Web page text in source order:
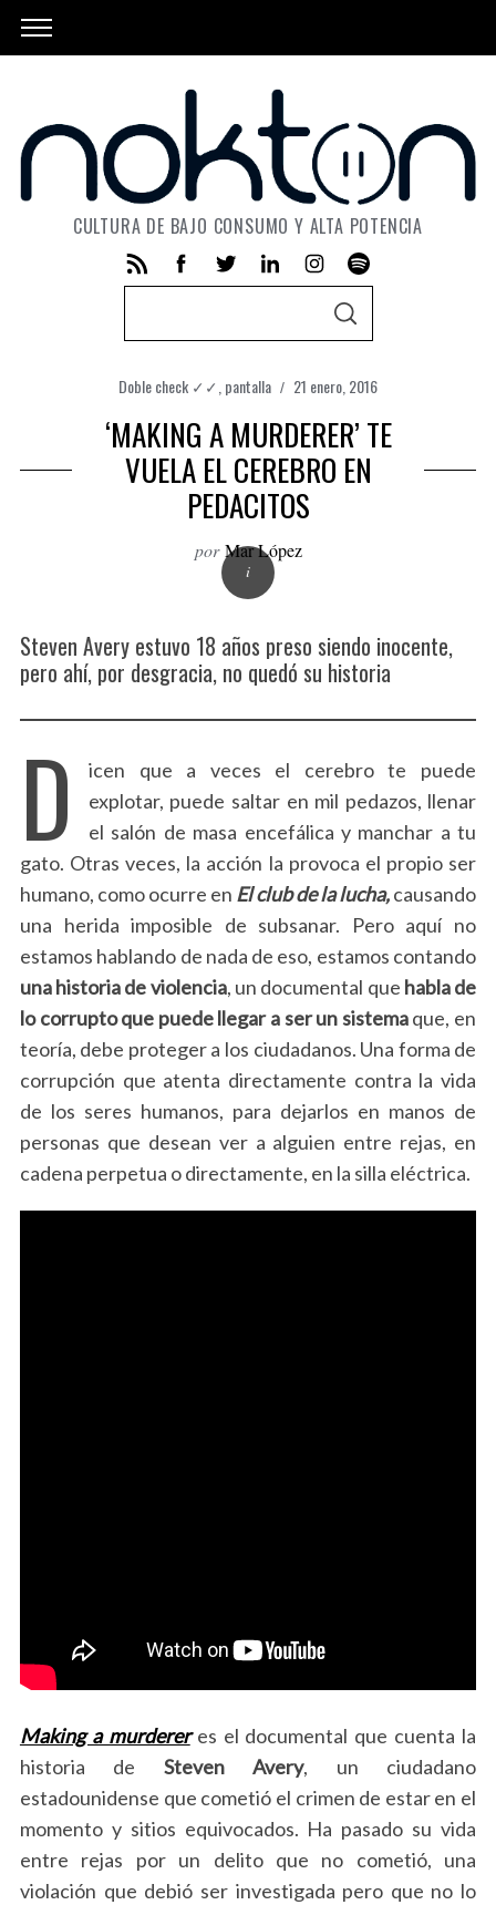
CULTURA DE BAJO CONSUMO Y ALTA POTENCIA
r
c
h
f
S
C
H
Doble check ✓✓,pantalla 21 enero, 2016
‘MAKING A MURDERER’ TE
VUELA EL CEREBRO EN
PEDACITOS
por Mar López
Steven Avery estuvo 18 años preso siendo inocente,
pero ahí, por desgracia, no quedó su historia
D
icen que a veces el cerebro te puede
explotar, puede saltar en mil pedazos, llenar
el salón de masa encefálica y manchar a tu
gato. Otras veces, la acción la provoca el propio ser
humano, como ocurre en Elclubdelalucha,causando
una herida imposible de subsanar. Pero aquí no
estamos hablando de nada de eso, estamos contando
unahistoriadeviolencia, un documental que habla de
lo corrupto que puede llegar a ser un sistemaque, en
teoría, debe proteger a los ciudadanos. Una forma de
corrupción que atenta directamente contra la vida
de los seres humanos, para dejarlos en manos de
personas que desean ver a alguien entre rejas, en
cadena perpetua o directamente, en la silla eléctrica.
Making a murderer es el documental que cuenta la
historia de Steven Avery, un ciudadano
estadounidense que cometió el crimen de estar en el
momento y sitios equivocados. Ha pasado su vida
entre rejas por un delito que no cometió, una
violación que debió ser investigada pero que no lo